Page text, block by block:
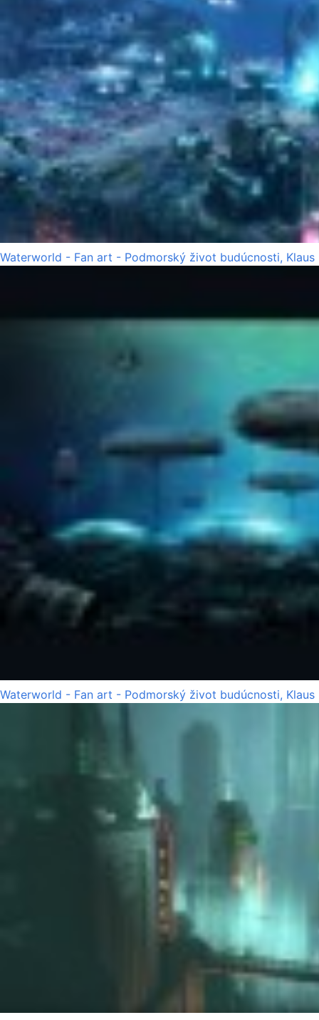
Waterworld - Fan art - Podmorský život budúcnosti, Klaus
Waterworld - Fan art - Podmorský život budúcnosti, Klaus